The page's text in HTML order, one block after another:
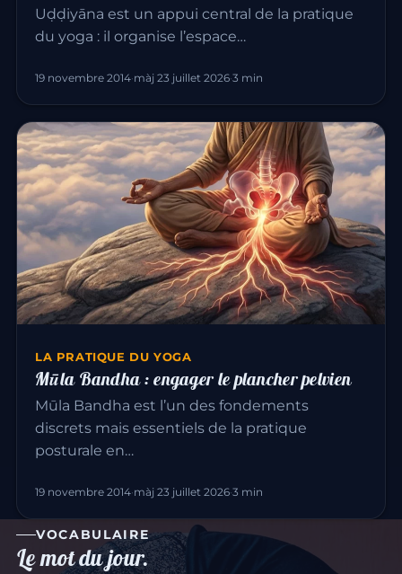
Uḍḍiyāna est un appui central de la pratique
du yoga : il organise l’espace…
19 novembre 2014·màj 23 juillet 2026·3 min
LA PRATIQUE DU YOGA
Mūla Bandha : engager le plancher pelvien
Mūla Bandha est l’un des fondements
discrets mais essentiels de la pratique
posturale en…
19 novembre 2014·màj 23 juillet 2026·3 min
VOCABULAIRE
Le mot du jour.